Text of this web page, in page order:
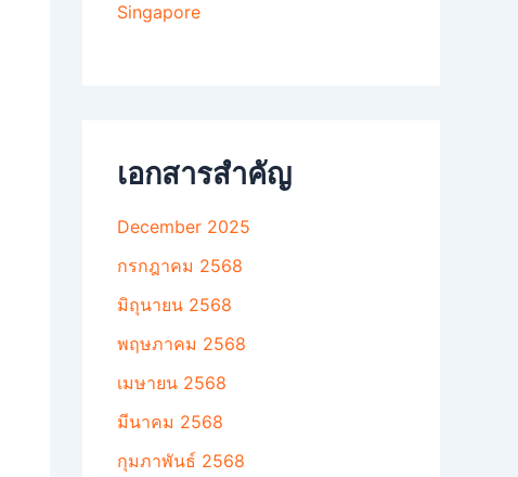
Singapore
เอกสารสำคัญ
December 2025
กรกฎาคม 2568
มิถุนายน 2568
พฤษภาคม 2568
เมษายน 2568
มีนาคม 2568
กุมภาพันธ์ 2568